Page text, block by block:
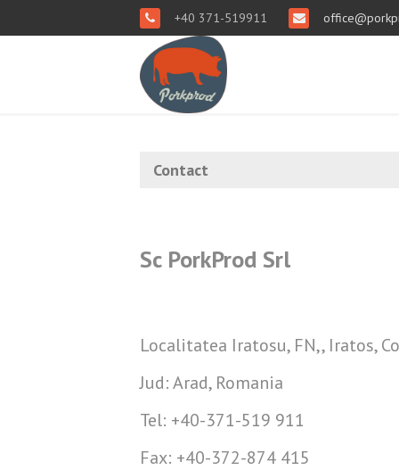
+40 371-519911
Contact
Sc PorkProd Srl
Localitatea Iratosu, FN,, Iratos,
Jud: Arad, Romania
Tel: +40-371-519 911
Fax: +40-372-874 415